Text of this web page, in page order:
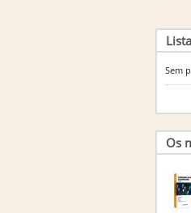
Sem
Os